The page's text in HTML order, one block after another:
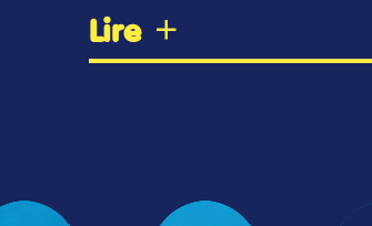
Lire